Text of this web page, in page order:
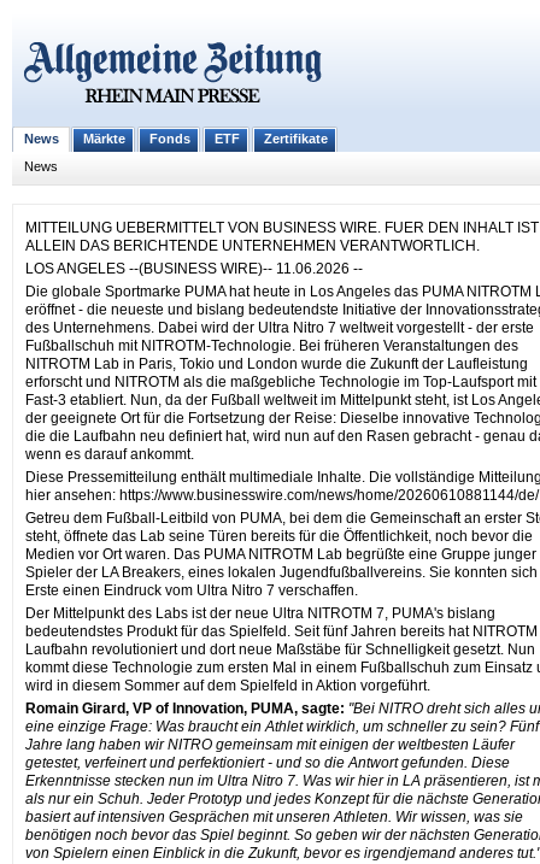
News Märkte Fonds ETF
Zertifikate
News
MITTEILUNG UEBERMITTELT VON BUSINESS WIRE. FUER DEN INHALT IST
ALLEIN DAS BERICHTENDE UNTERNEHMEN VERANTWORTLICH.
LOS ANGELES --(BUSINESS WIRE)-- 11.06.2026 --
Die globale Sportmarke PUMA hat heute in Los Angeles das PUMA NITROTM
eröffnet - die neueste und bislang bedeutendste Initiative der
des Unternehmens. Dabei wird der Ultra Nitro 7 weltweit vorgestellt - der erste
Fußballschuh mit NITROTM-Technologie. Bei früheren Veranstaltungen des
NITROTM Lab in Paris, Tokio und London wurde die Zukunft der Laufleistung
erforscht und NITROTM als die maßgebliche Technologie im Top-Laufsport mit
Fast-3 etabliert. Nun, da der Fußball weltweit im Mittelpunkt steht, ist Los
der geeignete Ort für die Fortsetzung der Reise: Dieselbe innovative
die die Laufbahn neu definiert hat, wird nun auf den Rasen gebracht - genau
wenn es darauf ankommt.
Diese Pressemitteilung enthält multimediale Inhalte. Die vollständige
hier ansehen: https://www.businesswire.com/news/home/20260610881144/de/
Getreu dem Fußball-Leitbild von PUMA, bei dem die Gemeinschaft an erster
steht, öffnete das Lab seine Türen bereits für die Öffentlichkeit, noch bevor die
Medien vor Ort waren. Das PUMA NITROTM Lab begrüßte eine Gruppe junger
Spieler der LA Breakers, eines lokalen Jugendfußballvereins. Sie konnten
Erste einen Eindruck vom Ultra Nitro 7 verschaffen.
Der Mittelpunkt des Labs ist der neue Ultra NITROTM 7, PUMA's bislang
bedeutendstes Produkt für das Spielfeld. Seit fünf Jahren bereits hat
Laufbahn revolutioniert und dort neue Maßstäbe für Schnelligkeit gesetzt. Nun
kommt diese Technologie zum ersten Mal in einem Fußballschuh zum Einsatz
wird in diesem Sommer auf dem Spielfeld in Aktion vorgeführt.
Romain Girard, VP of Innovation, PUMA, sagte: "Bei NITRO dreht sich alles
eine einzige Frage: Was braucht ein Athlet wirklich, um schneller zu sein? Fünf
Jahre lang haben wir NITRO gemeinsam mit einigen der weltbesten Läufer
getestet, verfeinert und perfektioniert - und so die Antwort gefunden. Diese
Erkenntnisse stecken nun im Ultra Nitro 7. Was wir hier in LA präsentieren, ist
als nur ein Schuh. Jeder Prototyp und jedes Konzept für die nächste
basiert auf intensiven Gesprächen mit unseren Athleten. Wir wissen, was sie
benötigen noch bevor das Spiel beginnt. So geben wir der nächsten
von Spielern einen Einblick in die Zukunft, bevor es irgendjemand anderes tut."